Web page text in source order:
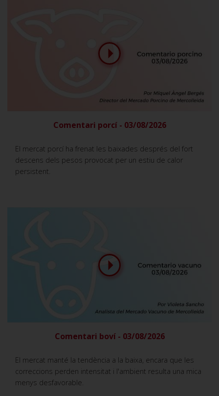
Comentari porcí - 03/08/2026
El mercat porcí ha frenat les baixades després del fort
descens dels pesos provocat per un estiu de calor
persistent.
Comentari boví - 03/08/2026
El mercat manté la tendència a la baixa, encara que les
correccions perden intensitat i l'ambient resulta una mica
menys desfavorable.